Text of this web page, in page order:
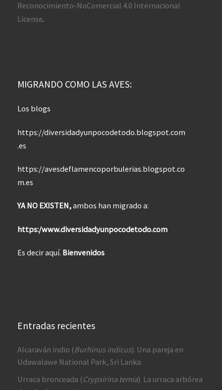
Reconocimiento-NoComercial 4.0 Internacional
License.
MIGRANDO COMO LAS AVES:
Los blogs
https://diversidadyunpocodetodo.blogspot.com
.es
https://avesdeflamencoporbulerias.blogspot.co
m.es
YA NO EXISTEN,ambos han migrado a:
https:/www.diversidadyunpocodetodo.com
Es decir aquí. Bienvenidos
Entradas recientes
Alcaraván indio (Burhinus indicus). Una pareja en
Udawalawe National Park, Sri Lanka.
Urraca bronceada (Crypsirina temia). La urraca arbórea